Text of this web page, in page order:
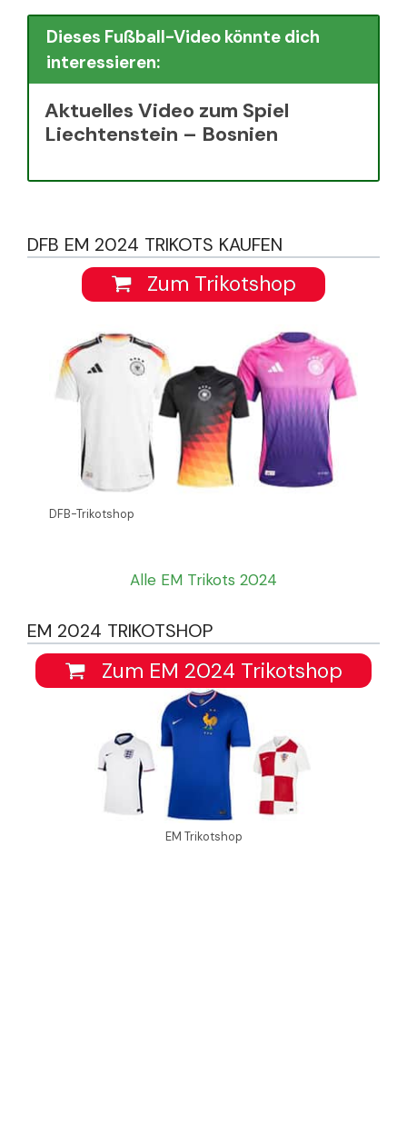
Dieses Fußball-Video könnte dich
interessieren:
Aktuelles Video zum Spiel
Liechtenstein – Bosnien
DFB EM 2024 TRIKOTS KAUFEN
Zum Trikotshop
DFB-Trikotshop
Alle EM Trikots 2024
EM 2024 TRIKOTSHOP
Zum EM 2024 Trikotshop
EM Trikotshop